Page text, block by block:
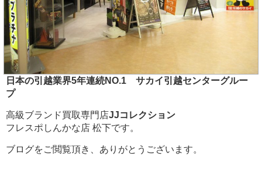
日本の引越業界5年連続NO.1 サカイ引越センターグルー
プ
高級ブランド買取専門店JJコレクション
フレスポしんかな店 松下です。
ブログをご閲覧頂き、ありがとうございます。